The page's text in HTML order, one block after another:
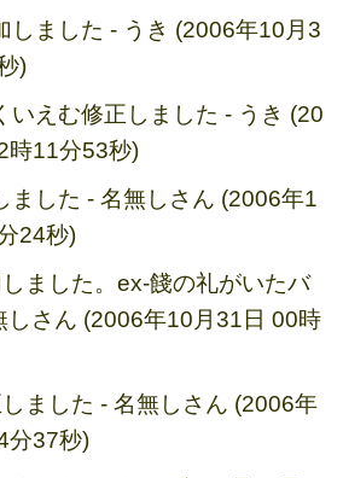
しました - うき (2006年10月3
)
いえむ修正しました - うき (20
時11分53秒)
ました - 名無しさん (2006年1
24秒)
ました。ex-餞の礼がいたバ
しさん (2006年10月31日 00時
ました - 名無しさん (2006年
分37秒)